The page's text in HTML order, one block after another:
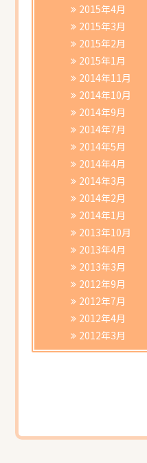
2015年4月
2015年3月
2015年2月
2015年1月
2014年11月
2014年10月
2014年9月
2014年7月
2014年5月
2014年4月
2014年3月
2014年2月
2014年1月
2013年10月
2013年4月
2013年3月
2012年9月
2012年7月
2012年4月
2012年3月